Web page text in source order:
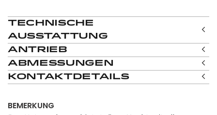
Technische
Ausstattung
Antrieb
Abmessungen
Kontaktdetails
BEMERKUNG